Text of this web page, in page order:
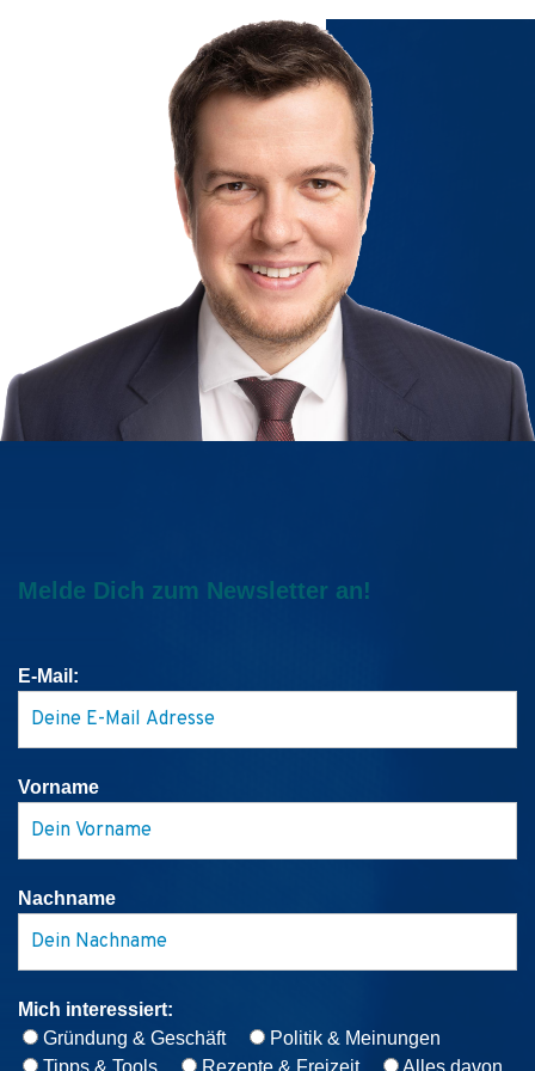
Melde Dich zum Newsletter an!
E-Mail:
Vorname
Nachname
Mich interessiert:
Gründung & Geschäft
Politik & Meinungen
Tipps & Tools
Rezepte & Freizeit Alles davon